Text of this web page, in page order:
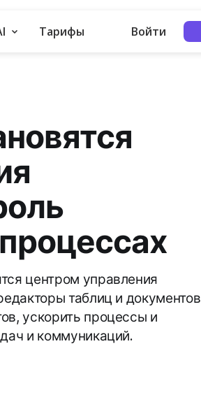
Тарифы Войти
центром управления
таблиц и документов
ускорить процессы и
и коммуникаций.